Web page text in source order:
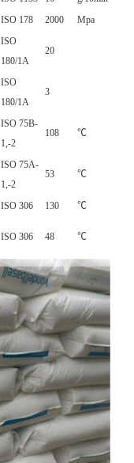
ISO 178 2000
Mpa
ISO
180/1A
20
ISO
180/1A
3
ISO 75B-
1,-2
108 ℃
ISO 75A-
1,-2
53 ℃
ISO 306 130
℃
ISO 306 48 ℃